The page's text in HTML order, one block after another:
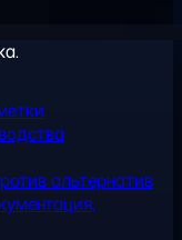
альтернатив